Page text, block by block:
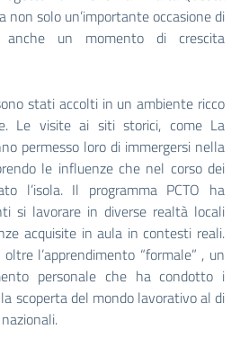
non solo un’importante occasione di
anche un momento di crescita
stati accolti in un ambiente ricco
Le visite ai siti storici, come La
permesso loro di immergersi nella
le influenze che nel corso dei
l’isola. Il programma PCTO ha
si lavorare in diverse realtà locali
acquisite in aula in contesti reali.
oltre l’apprendimento “formale” , un
personale che ha condotto i
scoperta del mondo lavorativo al di